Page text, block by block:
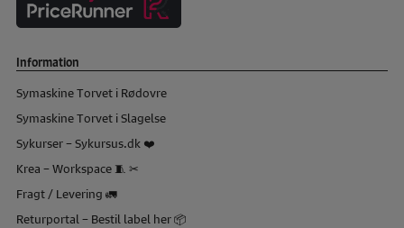
Information
Symaskine Torvet i Rødovre
Symaskine Torvet i Slagelse
Sykurser – Sykursus.dk ❤️
Krea – Workspace 🧵 ✂
Fragt / Levering 🚛
Returportal – Bestil label her 📦